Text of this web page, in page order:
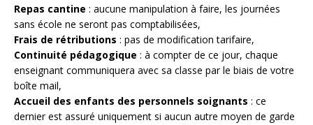
o
o
k
Repas cantine : aucune manipulation à faire, les journées
sans école ne seront pas comptabilisées,
Frais de rétributions : pas de modification tarifaire,
Continuité pédagogique : à compter de ce jour, chaque
enseignant communiquera avec sa classe par le biais de votre
boîte mail,
Accueil des enfants des personnels soignants : ce
dernier est assuré uniquement si aucun autre moyen de garde